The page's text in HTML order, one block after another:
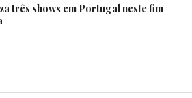
três shows em Portugal neste fim